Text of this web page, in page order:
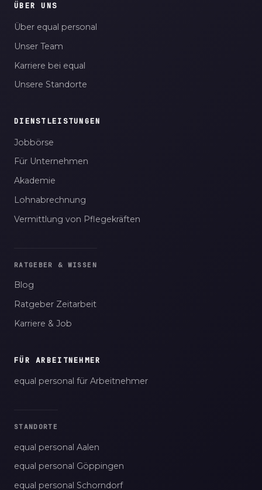
ÜBER UNS
Über equal personal
Unser Team
Karriere bei equal
Unsere Standorte
DIENSTLEISTUNGEN
Jobbörse
Für Unternehmen
Akademie
Lohnabrechnung
Vermittlung von Pflegekräften
RATGEBER & WISSEN
Blog
Ratgeber Zeitarbeit
Karriere & Job
FÜR ARBEITNEHMER
equal personal für Arbeitnehmer
STANDORTE
equal personal Aalen
equal personal Göppingen
equal personal Schorndorf